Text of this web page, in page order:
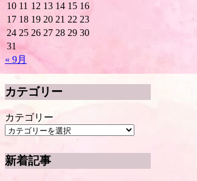
10 11 12 13 14 15 16
17 18 19 20 21 22 23
24 25 26 27 28 29 30
31
« 9月
カテゴリー
カテゴリー
新着記事